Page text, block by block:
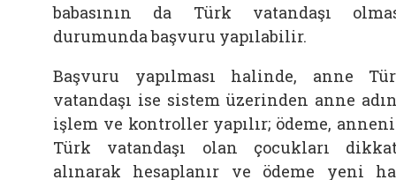
babasının da Türk vatandaşı
durumunda başvuru yapılabilir.
Başvuru yapılması halinde, anne
vatandaşı ise sistem üzerinden anne
işlem ve kontroller yapılır; ödeme,
Türk vatandaşı olan çocukları
alınarak hesaplanır ve ödeme yeni